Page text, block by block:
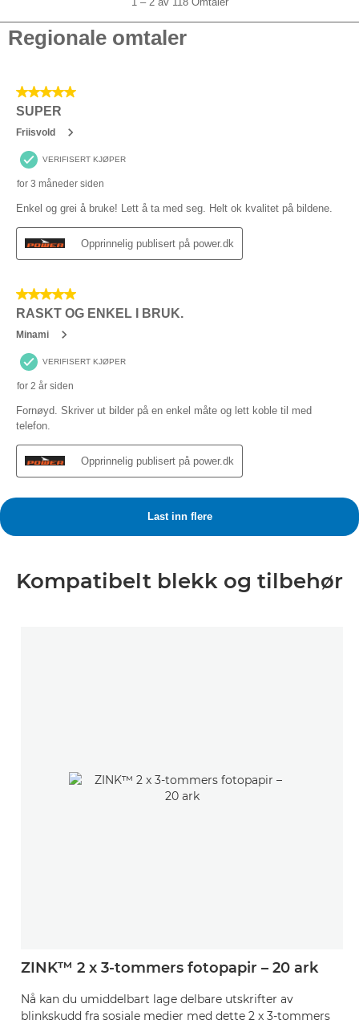
Kompatibelt blekk og tilbehør
ZINK™ 2 x 3-tommers fotopapir – 20 ark
Nå kan du umiddelbart lage delbare utskrifter av
blinkskudd fra sosiale medier med dette 2 x 3-tommers